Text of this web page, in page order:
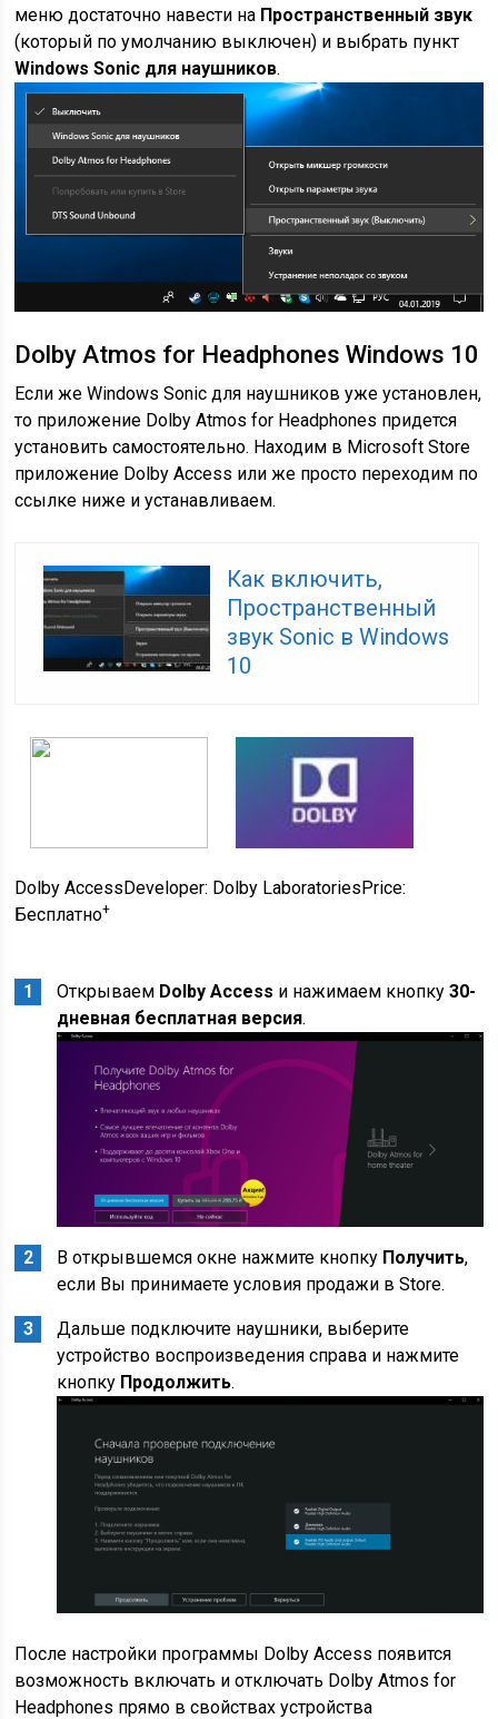
меню достаточно навести на Пространственный звук
(который по умолчанию выключен) и выбрать пункт
Windows Sonic для наушников.
Dolby Atmos for Headphones Windows 10
Если же Windows Sonic для наушников уже установлен,
то приложение Dolby Atmos for Headphones придется
установить самостоятельно. Находим в Microsoft Store
приложение Dolby Access или же просто переходим по
ссылке ниже и устанавливаем.
Как включить,
Пространственный
звук Sonic в Windows
10
Dolby AccessDeveloper: ‪Dolby Laboratories‬Price:
Бесплатно+
Открываем Dolby Access и нажимаем кнопку30-
дневная бесплатная версия.
В открывшемся окне нажмите кнопку Получить,
если Вы принимаете условия продажи в Store.
Дальше подключите наушники, выберите
устройство воспроизведения справа и нажмите
кнопку Продолжить.
После настройки программы Dolby Access появится
возможность включать и отключать Dolby Atmos for
Headphones прямо в свойствах устройства